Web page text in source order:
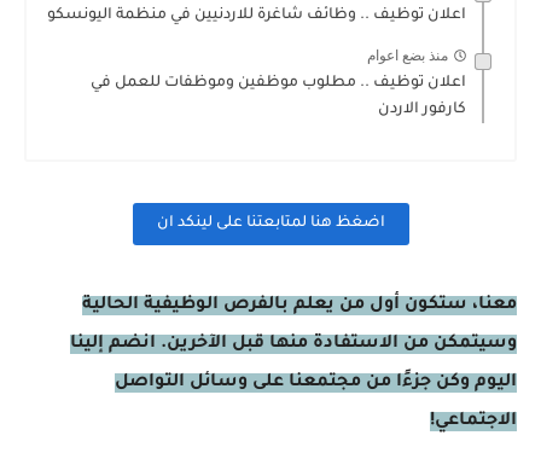
اعلان توظيف .. وظائف شاغرة للاردنيين في منظمة اليونسكو
منذ بضع اعوام
اعلان توظيف .. مطلوب موظفين وموظفات للعمل في
كارفور الاردن
اضغظ هنا لمتابعتنا على لينكد ان
معنا، ستكون أول من يعلم بالفرص الوظيفية الحالية
وسيتمكن من الاستفادة منها قبل الآخرين. انضم إلينا
اليوم وكن جزءًا من مجتمعنا على وسائل التواصل
الاجتماعي!